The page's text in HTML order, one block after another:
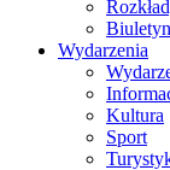
Biuletyn
Wydarzenia
Kultura
Sport